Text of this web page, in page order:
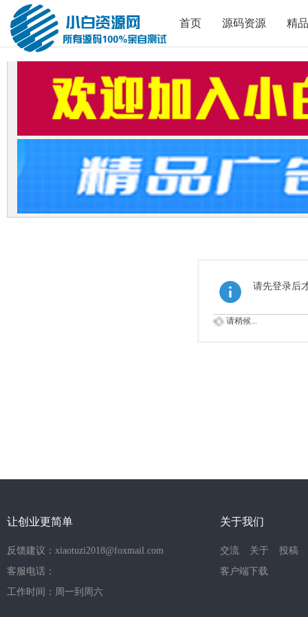
首页 源码资源 精
请先登录后
请稍候...
让创业更简单
反馈建议：xiaotuzi2018@foxmail.com
客服电话：
工作时间：周一到周六
关于我们
交流 关于
投稿
客户端下载